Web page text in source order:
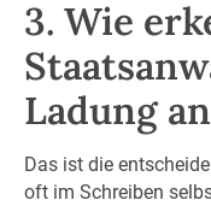
3. Wie
Ladung
Das ist die
oft im Schreiben